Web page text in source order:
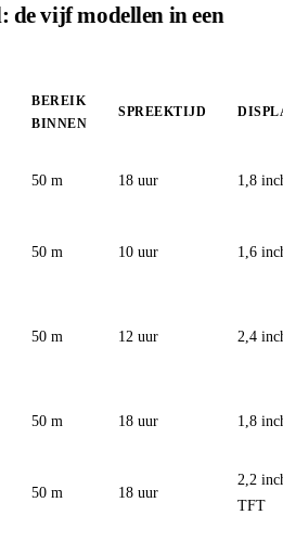
de vijf modellen in een
BEREIK
BINNEN
SPREEKTIJD
50 m 18 uur 1,8
50 m 10 uur 1,6
50 m 12 uur 2,4
50 m 18 uur 1,8
50 m 18 uur
2,2
TFT